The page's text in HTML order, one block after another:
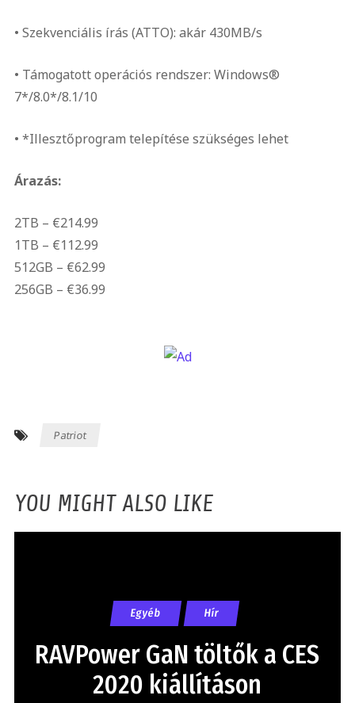
• Szekvenciális írás (ATTO): akár 430MB/s
• Támogatott operációs rendszer: Windows®
7*/8.0*/8.1/10
• *Illesztőprogram telepítése szükséges lehet
Árazás:
2TB – €214.99
1TB – €112.99
512GB – €62.99
256GB – €36.99
Patriot
YOU MIGHT ALSO LIKE
Egyéb Hír
RAVPower GaN töltők a CES
2020 kiállításon